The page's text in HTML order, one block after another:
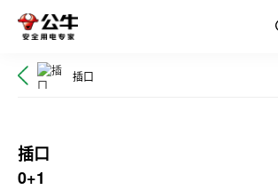
插口
插口
0+1